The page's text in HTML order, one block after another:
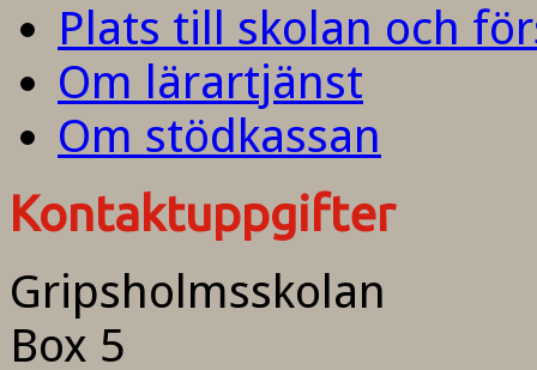
Plats till skolan och
Om lärartjänst
Om stödkassan
Kontaktuppgifter
Gripsholmsskolan
Box 5